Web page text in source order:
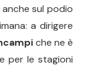
anche sul podio
a dirigere
che ne è
per le stagioni